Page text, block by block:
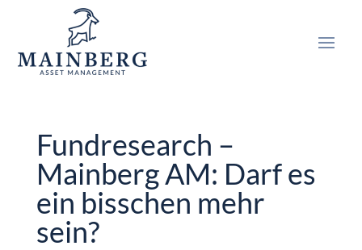
Fundresearch –
Mainberg AM: Darf es
ein bisschen mehr
sein?